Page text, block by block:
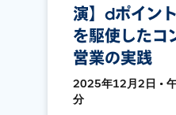
演】dポイン
を駆使したコ
営業の実践
2025年12月2日 •
分